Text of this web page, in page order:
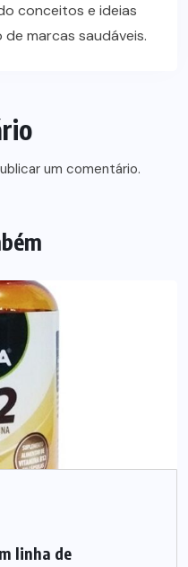
conceitos e ideias
marcas saudáveis.
um comentário.
linha de